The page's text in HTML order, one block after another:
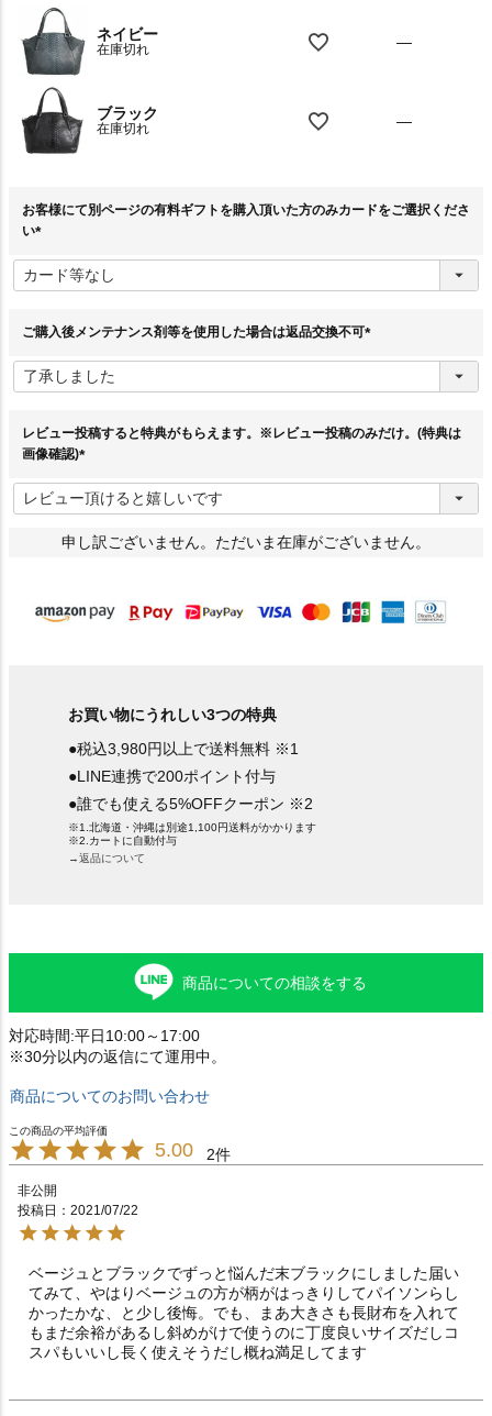
ネイビー
在庫切れ —
ブラック
在庫切れ —
お客様にて別ページの有料ギフトを購入頂いた方のみカードをご選択くださ
い
必
須
ご購入後メンテナンス剤等を使用した場合は返品交換不可
須
レビュー投稿すると特典がもらえます。※レビュー投稿のみだけ。(特典は
画像確認)
必
須
)
申し訳ございません。ただいま在庫がございません。
お買い物にうれしい3つの特典
●税込3,980円以上で送料無料 ※1
●LINE連携で200ポイント付与
●誰でも使える5%OFFクーポン ※2
※1.北海道・沖縄は別途1,100円送料がかかります
※2.カートに自動付与
→返品について
商品についての相談をする
対応時間:平日10:00～17:00
※30分以内の返信にて運用中。
商品についてのお問い合わせ
5.00 2
非公開
投稿日
2021/07/22
ベージュとブラックでずっと悩んだ末ブラックにしました届い
てみて、やはりベージュの方が柄がはっきりしてパイソンらし
かったかな、と少し後悔。でも、まあ大きさも長財布を入れて
もまだ余裕があるし斜めがけで使うのに丁度良いサイズだしコ
スパもいいし長く使えそうだし概ね満足してます